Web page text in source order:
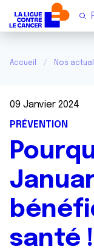
Accueil Nos
09 Janvier 2024
PRÉVENTION
santé !